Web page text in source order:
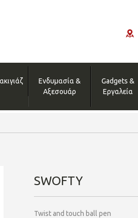
Ενδυμασία &
Αξεσουάρ
Gadgets &
Εργαλεία
SWOFTY
Twist and touch ball pen